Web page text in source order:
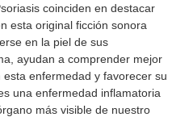
coinciden en destacar
esta original ficción sonora
en la piel de sus
ayudan a comprender mejor
enfermedad y favorecer su
una enfermedad inflamatoria
más visible de nuestro